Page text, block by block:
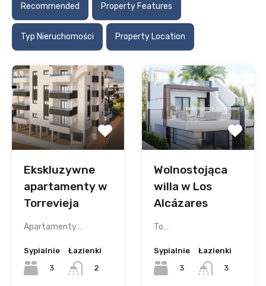
Recommended Property Features
Typ Nieruchomości Property Location
Ekskluzywne
apartamenty w
Torrevieja
Apartamenty…
Sypialnie
3
Łazienki
2
Wolnostojąca
willa w Los
Alcázares
To…
Sypialnie
3
Łazienki
3